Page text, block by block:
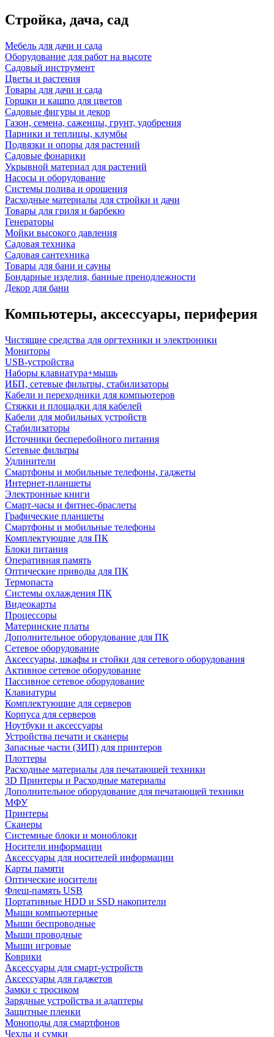
Стройка, дача, сад
Мебель для дачи и сада
Оборудование для работ на высоте
Садовый инструмент
Цветы и растения
Товары для дачи и сада
Горшки и кашпо для цветов
Садовые фигуры и декор
Газон, семена, саженцы, грунт, удобрения
Парники и теплицы, клумбы
Подвязки и опоры для растений
Садовые фонарики
Укрывной материал для растений
Насосы и оборудование
Системы полива и орошения
Расходные материалы для стройки и дачи
Товары для гриля и барбекю
Генераторы
Мойки высокого давления
Садовая техника
Садовая сантехника
Товары для бани и сауны
Бондарные изделия, банные пренодлежности
Декор для бани
Компьютеры, аксессуары, периферия
Чистящие средства для оргтехники и электроники
Мониторы
USB-устройства
Наборы клавиатура+мышь
ИБП, сетевые фильтры, стабилизаторы
Кабели и переходники для компьютеров
Стяжки и площадки для кабелей
Кабели для мобильных устройств
Стабилизаторы
Источники бесперебойного питания
Сетевые фильтры
Удлинители
Смартфоны и мобильные телефоны, гаджеты
Интернет-планшеты
Электронные книги
Смарт-часы и фитнес-браслеты
Графические планшеты
Смартфоны и мобильные телефоны
Комплектующие для ПК
Блоки питания
Оперативная память
Оптические приводы для ПК
Термопаста
Системы охлаждения ПК
Видеокарты
Процессоры
Материнские платы
Дополнительное оборудование для ПК
Сетевое оборудование
Аксессуары, шкафы и стойки для сетевого оборудования
Активное сетевое оборудование
Пассивное сетевое оборудование
Клавиатуры
Комплектующие для серверов
Корпуса для серверов
Ноутбуки и аксессуары
Устройства печати и сканеры
Запасные части (ЗИП) для принтеров
Плоттеры
Расходные материалы для печатающей техники
3D Принтеры и Расходные материалы
Дополнительное оборудование для печатающей техники
МФУ
Принтеры
Сканеры
Системные блоки и моноблоки
Носители информации
Аксессуары для носителей информации
Карты памяти
Оптические носители
Флеш-память USB
Портативные HDD и SSD накопители
Мыши компьютерные
Мыши беспроводные
Мыши проводные
Мыши игровые
Коврики
Аксессуары для смарт-устройств
Аксессуары для гаджетов
Замки с тросиком
Зарядные устройства и адаптеры
Защитные пленки
Моноподы для смартфонов
Чехлы и сумки